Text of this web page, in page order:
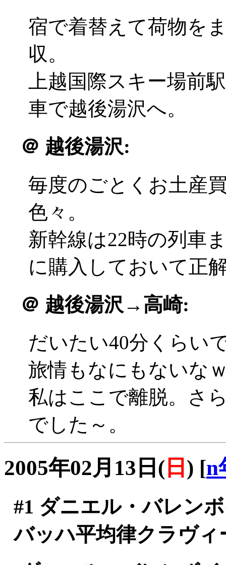
宿で着替えて荷物を
収。
上越国際スキー場前
車で越後湯沢へ。
＠ 越後湯沢:
毎度のごとくお土産
色々。
新幹線は22時の列車
に購入しておいて正
＠ 越後湯沢→高崎:
だいたい40分くらい
旅情もなにもないな
私はここで離脱。さ
でした～。
2005年02月13日( 日 ) [n
#1 ダニエル・バレ
バッハ平均律クラヴ